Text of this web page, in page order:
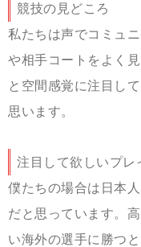
競技の見どころ
私たちは声でコミュ
や相手コートをよく
と空間感覚に注目し
思います。
注目して欲しいプレ
僕たちの場合は日本
だと思っています。
い海外の選手に勝つ